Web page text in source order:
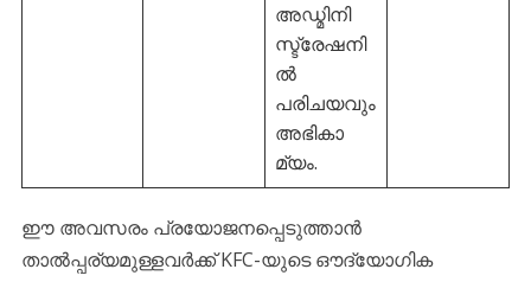
അഡ്മിനി
സ്ട്രേഷനി
ൽ
പരിചയവും
അഭികാ
മ്യം.
ഈ അവസരം പ്രയോജനപ്പെടുത്താൻ
താൽപ്പര്യമുള്ളവർക്ക് KFC-യുടെ ഔദ്യോഗിക